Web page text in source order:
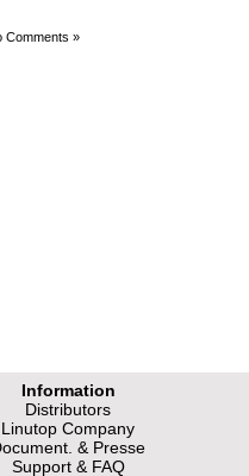
Comments »
Information
Distributors
Linutop Company
& Presse
Support & FAQ